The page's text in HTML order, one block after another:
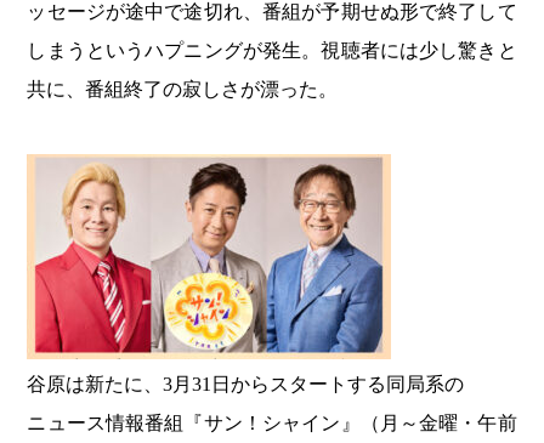
ッセージが途中で途切れ、番組が予期せぬ形で終了して
しまうというハプニングが発生。視聴者には少し驚きと
共に、番組終了の寂しさが漂った。
谷原は新たに、3月31日からスタートする同局系の
ニュース情報番組『サン！シャイン』（月～金曜・午前